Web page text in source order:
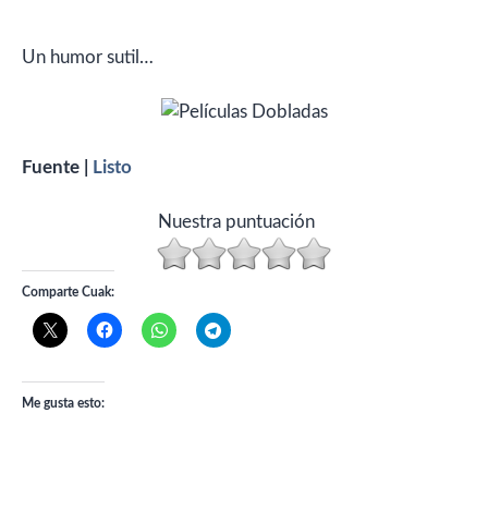
Un humor sutil…
Fuente | Listo
Nuestra puntuación
Comparte Cuak:
Me gusta esto: